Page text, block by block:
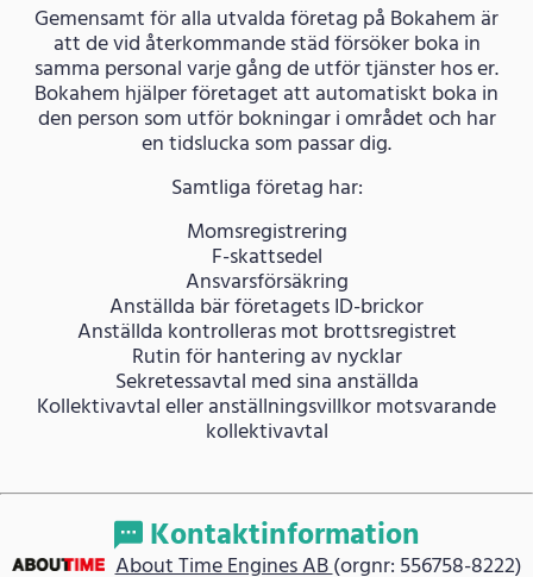
Gemensamt för alla utvalda företag på Bokahem är
att de vid återkommande städ försöker boka in
samma personal varje gång de utför tjänster hos er.
Bokahem hjälper företaget att automatiskt boka in
den person som utför bokningar i området och har
en tidslucka som passar dig.
Samtliga företag har:
Momsregistrering
F-skattsedel
Ansvarsförsäkring
Anställda bär företagets ID-brickor
Anställda kontrolleras mot brottsregistret
Rutin för hantering av nycklar
Sekretessavtal med sina anställda
Kollektivavtal eller anställningsvillkor motsvarande
kollektivavtal
Kontaktinformation
About Time Engines AB(orgnr: 556758-8222)